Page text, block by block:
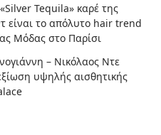
Tequila» καρέ της
είναι το απόλυτο hair trend
Μόδας στο Παρίσι
– Νικόλαος Ντε
υψηλής αισθητικής